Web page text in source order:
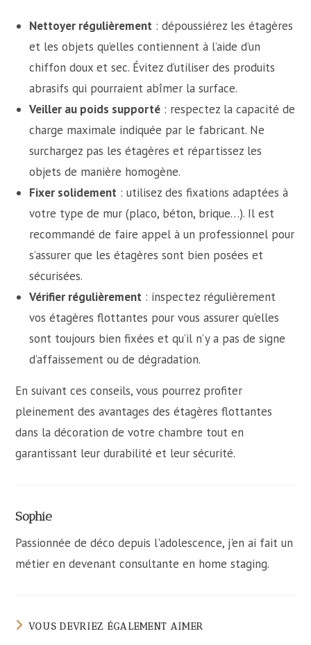
Nettoyer régulièrement : dépoussiérez les étagères
et les objets qu’elles contiennent à l’aide d’un
chiffon doux et sec. Évitez d’utiliser des produits
abrasifs qui pourraient abîmer la surface.
Veiller au poids supporté : respectez la capacité de
charge maximale indiquée par le fabricant. Ne
surchargez pas les étagères et répartissez les
objets de manière homogène.
Fixer solidement : utilisez des fixations adaptées à
votre type de mur (placo, béton, brique…). Il est
recommandé de faire appel à un professionnel pour
s’assurer que les étagères sont bien posées et
sécurisées.
Vérifier régulièrement : inspectez régulièrement
vos étagères flottantes pour vous assurer qu’elles
sont toujours bien fixées et qu’il n’y a pas de signe
d’affaissement ou de dégradation.
En suivant ces conseils, vous pourrez profiter
pleinement des avantages des étagères flottantes
dans la décoration de votre chambre tout en
garantissant leur durabilité et leur sécurité.
Sophie
Passionnée de déco depuis l'adolescence, j'en ai fait un
métier en devenant consultante en home staging.
VOUS DEVRIEZ ÉGALEMENT AIMER